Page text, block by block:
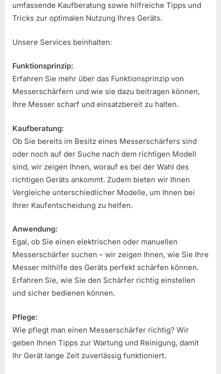
umfassende Kaufberatung sowie hilfreiche Tipps und
Tricks zur optimalen Nutzung Ihres Geräts.
Unsere Services beinhalten:
Funktionsprinzip:
Erfahren Sie mehr über das Funktionsprinzip von
Messerschärfern und wie sie dazu beitragen können,
Ihre Messer scharf und einsatzbereit zu halten.
Kaufberatung:
Ob Sie bereits im Besitz eines Messerschärfers sind
oder noch auf der Suche nach dem richtigen Modell
sind, wir zeigen Ihnen, worauf es bei der Wahl des
richtigen Geräts ankommt. Zudem bieten wir Ihnen
Vergleiche unterschiedlicher Modelle, um Ihnen bei
Ihrer Kaufentscheidung zu helfen.
Anwendung:
Egal, ob Sie einen elektrischen oder manuellen
Messerschärfer suchen – wir zeigen Ihnen, wie Sie Ihre
Messer mithilfe des Geräts perfekt schärfen können.
Erfahren Sie, wie Sie den Schärfer richtig einstellen
und sicher bedienen können.
Pflege:
Wie pflegt man einen Messerschärfer richtig? Wir
geben Ihnen Tipps zur Wartung und Reinigung, damit
Ihr Gerät lange Zeit zuverlässig funktioniert.